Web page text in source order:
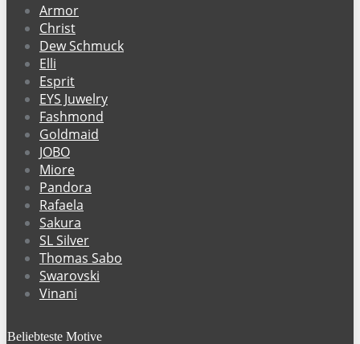
Armor
Christ
Dew Schmuck
Elli
Esprit
EYS Juwelry
Fashmond
Goldmaid
JOBO
Miore
Pandora
Rafaela
Sakura
SL Silver
Thomas Sabo
Swarovski
Vinani
Beliebteste Motive